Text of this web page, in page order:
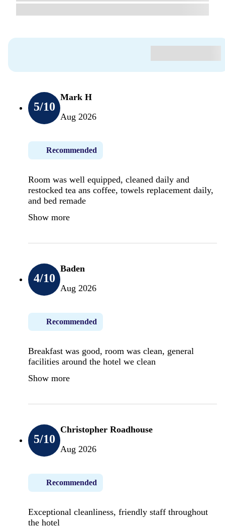
5/10
Mark H
Aug 2026
Recommended
Room was well equipped, cleaned daily and
restocked tea ans coffee, towels replacement daily,
and bed remade
Show more
4/10
Baden
Aug 2026
Recommended
Breakfast was good, room was clean, general
facilities around the hotel we clean
Show more
5/10
Christopher Roadhouse
Aug 2026
Recommended
Exceptional cleanliness, friendly staff throughout
the hotel